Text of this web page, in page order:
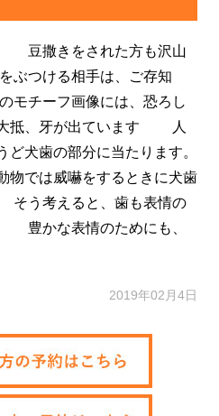
撒きをされた方も沢山
つける相手は、ご存知
チーフ画像には、恐ろし
大抵、牙が出ています 人
ど犬歯の部分に当たります。
物では威嚇をするときに犬歯
う考えると、歯も表情の
豊かな表情のためにも、
2019年02月4日